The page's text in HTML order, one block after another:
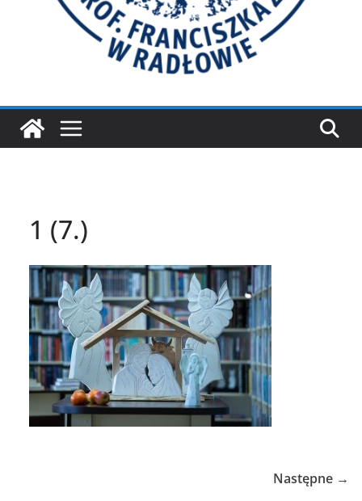
1 (7.)
Następne →